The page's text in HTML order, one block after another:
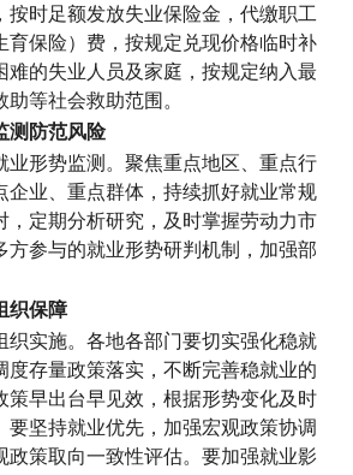
按时足额发放失业保险金，代缴职工
育保险）费，按规定兑现价格临时补
难的失业人员及家庭，按规定纳入最
等社会救助范围。
测防范风险
业形势监测。 聚焦重点地区、重点行
企业、重点群体，持续抓好就业常规
，定期分析研究，及时掌握劳动力市
方参与的就业形势研判机制，加强部
织保障
织实施。 各地各部门要切实强化稳就
度存量政策落实，不断完善稳就业的
策早出台早见效，根据形势变化及时
要坚持就业优先，加强宏观政策协调
政策取向一致性评估。要加强就业影